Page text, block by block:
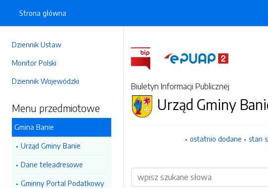
Dziennik Ustaw
Monitor Polski
Dziennik Wojewódzki
Menu przedmiotowe
Gmina Banie
Urząd Gminy Banie
Dane teleadresowe
Gminny Portal Podatkowy
Strona główna
Biuletyn Informacji Publicznej
Urząd Gminy
ostatnio dodane stan
Wyszukiwarka